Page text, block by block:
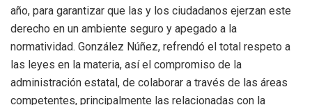
año, para garantizar que las y los ciudadanos ejerzan este
derecho en un ambiente seguro y apegado a la
normatividad. González Núñez, refrendó el total respeto a
las leyes en la materia, así el compromiso de la
administración estatal, de colaborar a través de las áreas
competentes, principalmente las relacionadas con la